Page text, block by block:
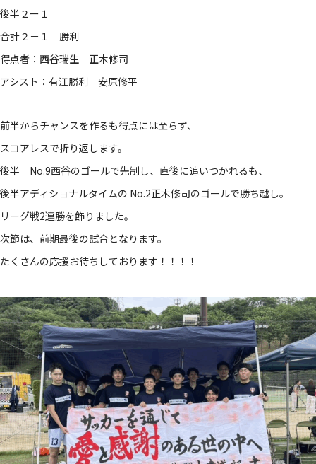
後半２ー１
合計２－１ 勝利
得点者：西谷瑞生 正木修司
アシスト：有江勝利 安原修平
前半からチャンスを作るも得点には至らず、
スコアレスで折り返します。
後半 No.9西谷のゴールで先制し、直後に追いつかれるも、
後半アディショナルタイムの No.2正木修司のゴールで勝ち越し。
リーグ戦2連勝を飾りました。
次節は、前期最後の試合となります。
たくさんの応援お待ちしております！！！！